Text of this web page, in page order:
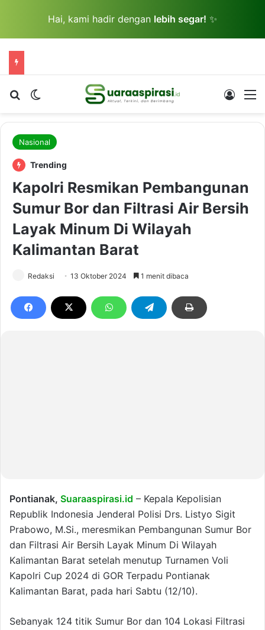
Hai, kami hadir dengan lebih segar! ✨
Cari berita...Switch skin Log In
Nasional
Trending
Kapolri Resmikan Pembangunan
Sumur Bor dan Filtrasi Air Bersih
Layak Minum Di Wilayah
Kalimantan Barat
Redaksi 13 Oktober 2024 1 menit dibaca
Pontianak, Suaraaspirasi.id – Kepala Kepolisian
Republik Indonesia Jenderal Polisi Drs. Listyo Sigit
Prabowo, M.Si., meresmikan Pembangunan Sumur Bor
dan Filtrasi Air Bersih Layak Minum Di Wilayah
Kalimantan Barat setelah menutup Turnamen Voli
Kapolri Cup 2024 di GOR Terpadu Pontianak
Kalimantan Barat, pada hari Sabtu (12/10).
Sebanyak 124 titik Sumur Bor dan 104 Lokasi Filtrasi